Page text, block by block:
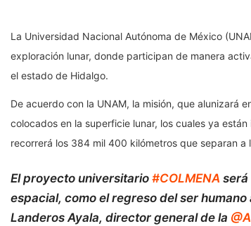
La Universidad Nacional Autónoma de México
exploración lunar, donde participan de manera
el estado de Hidalgo.
De acuerdo con la UNAM, la misión, que alunizará
colocados en la superficie lunar, los cuales ya
recorrerá los 384 mil 400 kilómetros que separan a
El proyecto universitario #COLMENA será
espacial, como el regreso del ser
Landeros Ayala, director general de la